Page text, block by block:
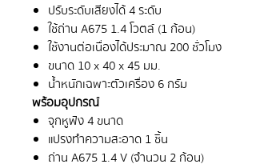
ปรับระดับเสียงได้ 4 ระดับ
ใช้ถ่าน A675 1.4 โวตล์ (1 ก้อน)
ใช้งานต่อเนื่องได้ประมาณ 200 ชั่วโมง
ขนาด 10 x 40 x 45 มม.
น้ำหนักเฉพาะตัวเครื่อง 6 กรัม
พร้อมอุปกรณ์
จุกหูฟัง 4 ขนาด
แปรงทำความสะอาด 1 ชิ้น
ถ่าน A675 1.4 V (จำนวน 2 ก้อน)